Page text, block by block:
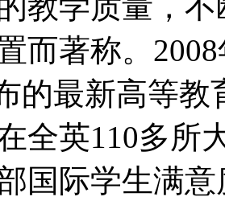
而著称。
的最新高等教
全英110多所
国际学生满